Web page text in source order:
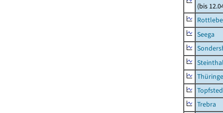
(bis
Seega
Trebra